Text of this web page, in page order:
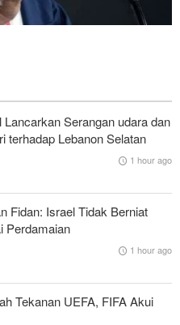
Bukan Berarti
Bocorkan Informasi dengan
Ilmiah, Penelitian, dan
Terapi Jiwa, 66 Kasus Bunuh
Lancarkan Serangan udara dan
terhadap Lebanon Selatan
1 hour ago
Fidan: Israel Tidak Berniat
Perdamaian
1 hour ago
Tekanan UEFA, FIFA Akui